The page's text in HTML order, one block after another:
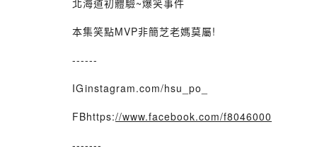
北海道初體驗~爆笑事件
本集笑點MVP非簡芝老媽莫屬!
------
IG⁠instagram.com/hsu_po_⁠
FBhttps://www.facebook.com/f8046000
-------